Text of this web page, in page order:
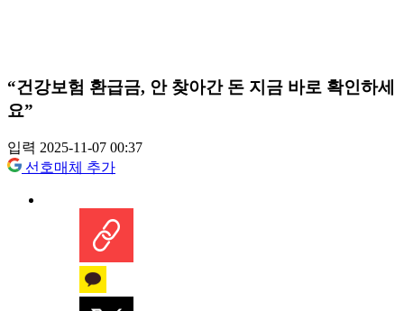
“건강보험 환급금, 안 찾아간 돈 지금 바로 확인하세
요”
입력 2025-11-07 00:37
선호매체 추가